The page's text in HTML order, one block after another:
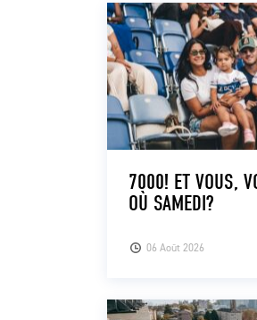
06 Août 2026
7000! ET VOUS,
OÙ SAMEDI?